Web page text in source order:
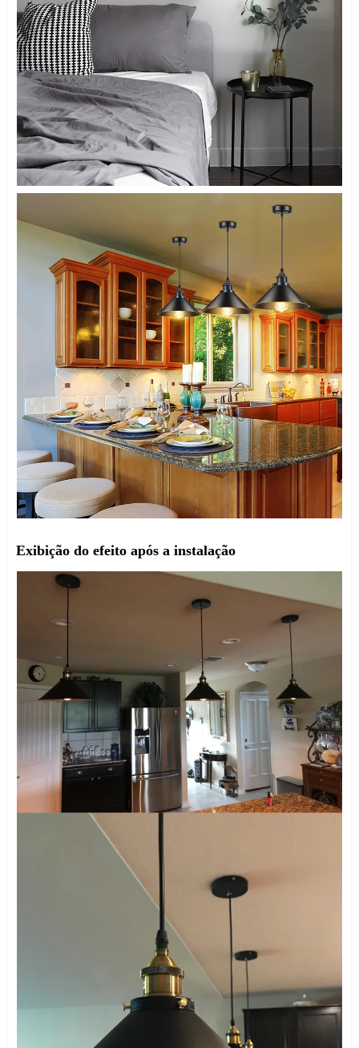
Exibição do efeito após a instalação